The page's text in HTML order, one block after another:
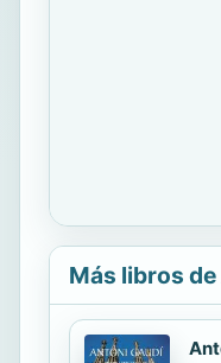
Más libros